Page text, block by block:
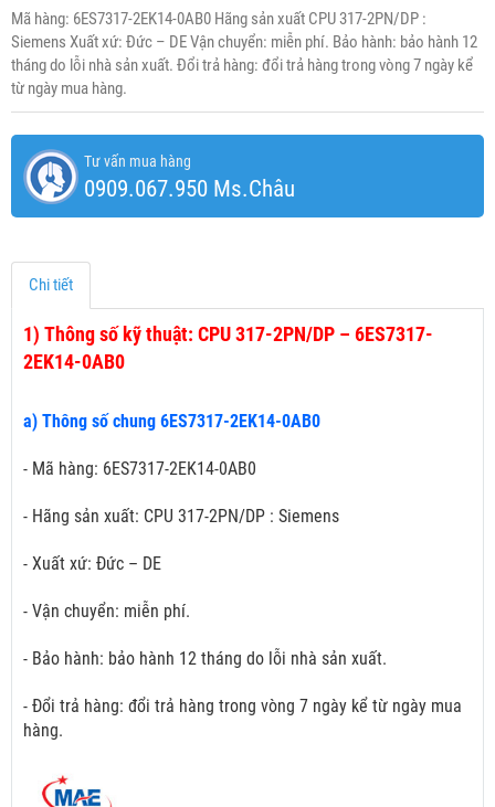
Mã hàng: 6ES7317-2EK14-0AB0 Hãng sản xuất CPU 317-2PN/DP :
Siemens Xuất xứ: Đức – DE Vận chuyển: miễn phí. Bảo hành: bảo hành 12
tháng do lỗi nhà sản xuất. Đổi trả hàng: đổi trả hàng trong vòng 7 ngày kể
từ ngày mua hàng.
Tư vấn mua hàng
0909.067.950 Ms.Châu
Chi tiết
1) Thông số kỹ thuật: CPU 317-2PN/DP – 6ES7317-
2EK14-0AB0
a) Thông số chung 6ES7317-2EK14-0AB0
- Mã hàng: 6ES7317-2EK14-0AB0
- Hãng sản xuất: CPU 317-2PN/DP : Siemens
- Xuất xứ: Đức – DE
- Vận chuyển: miễn phí.
- Bảo hành: bảo hành 12 tháng do lỗi nhà sản xuất.
- Đổi trả hàng: đổi trả hàng trong vòng 7 ngày kể từ ngày mua
hàng.